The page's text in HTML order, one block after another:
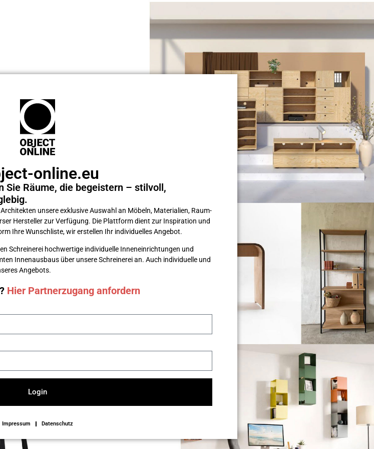
online.eu
Räume, die begeistern – stilvoll,
unsere exklusive Auswahl an Möbeln, Materialien, Raum­
Hersteller zur Verfügung. Die Plattform dient zur Inspiration und
Ihre Wunsch­liste, wir erstellen Ihr individuelles Angebot.
Schreinerei hochwertige individuelle Inneneinrichtungen und
Innenausbaus über unsere Schreinerei an. Auch individuelle und
Angebots.
Hier Partnerzugang anfordern
Login
Impressum Datenschutz